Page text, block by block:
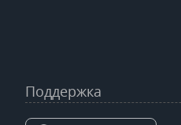
Поддержка